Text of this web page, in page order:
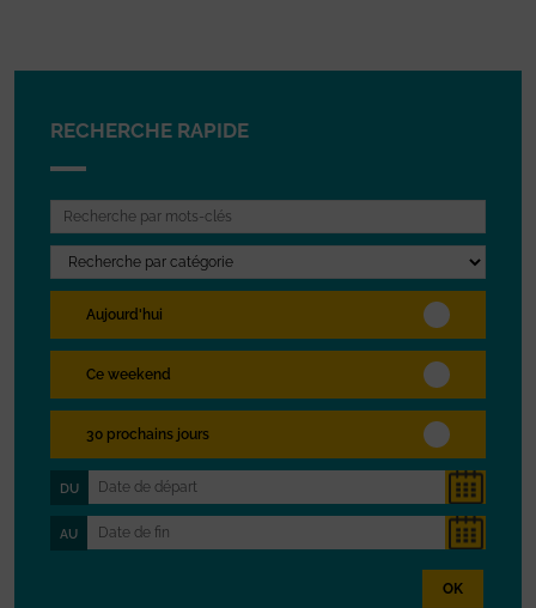
RECHERCHE RAPIDE
Aujourd'hui
Ce weekend
30 prochains jours
DU
AU
OK